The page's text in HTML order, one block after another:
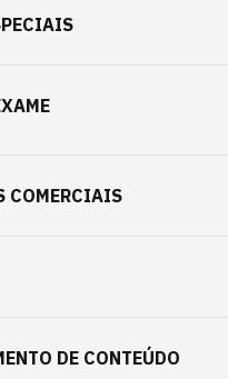
COMERCIAIS
DE CONTEÚDO